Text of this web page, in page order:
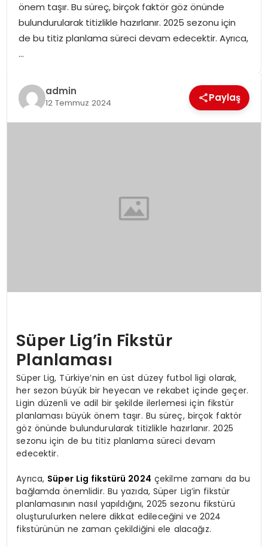
SPOR
önem taşır. Bu süreç, birçok faktör göz önünde
bulundurularak titizlikle hazırlanır. 2025 sezonu için
de bu titiz planlama süreci devam edecektir. Ayrıca,
…
admin
12 Temmuz 2024 Paylaş
Süper Lig’in Fikstür
Planlaması
Süper Lig, Türkiye’nin en üst düzey futbol ligi olarak,
her sezon büyük bir heyecan ve rekabet içinde geçer.
Ligin düzenli ve adil bir şekilde ilerlemesi için fikstür
planlaması büyük önem taşır. Bu süreç, birçok faktör
göz önünde bulundurularak titizlikle hazırlanır. 2025
sezonu için de bu titiz planlama süreci devam
edecektir.
Ayrıca, Süper Lig fikstürü 2024 çekilme zamanı da bu
bağlamda önemlidir. Bu yazıda, Süper Lig’in fikstür
planlamasının nasıl yapıldığını, 2025 sezonu fikstürü
oluşturulurken nelere dikkat edileceğini ve 2024
fikstürünün ne zaman çekildiğini ele alacağız.